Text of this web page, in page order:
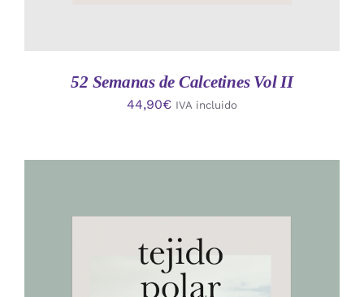
52 Semanas de Calcetines Vol II
44,90€ IVA incluido